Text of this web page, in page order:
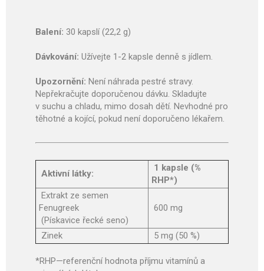
Balení: 30 kapslí (22,2 g)
Dávkování: Užívejte 1-2 kapsle denně s jídlem.
Upozornění: Není náhrada pestré stravy.
Nepřekračujte doporučenou dávku. Skladujte
v suchu a chladu, mimo dosah dětí. Nevhodné pro
těhotné a kojící, pokud není doporučeno lékařem.
Aktivní látky:
1 kapsle (%
RHP*)
Extrakt ze semen
Fenugreek
(Pískavice řecké seno)
600 mg
Zinek 5 mg (50 %)
*RHP—referenční hodnota příjmu vitamínů a